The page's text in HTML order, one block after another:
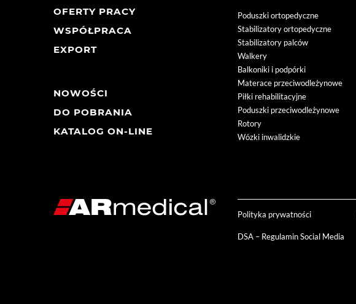
OFERTY PRACY
WSPÓŁPRACA
EXPORT
NOWOŚCI
DO POBRANIA
KATALOG ON-LINE
Poduszki ortopedyczne
Stabilizatory ortopedyczne
Stabilizatory palców
Walkery
Balkoniki i podpórki
Materace przeciwodleżynowe
Piłki rehabilitacyjne
Poduszki przeciwodleżynowe
Rotory
Wózki inwalidzkie
Polityka prywatności
DSA – Regulamin Social Media